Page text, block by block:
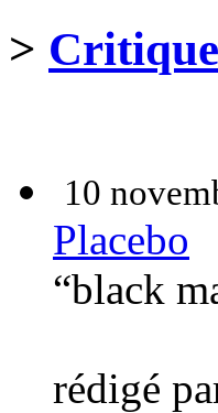
>
10
Placebo
“black
rédigé